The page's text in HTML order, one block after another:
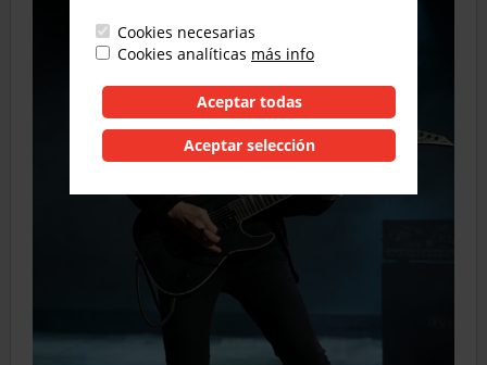
Cookies necesarias
Cookies analíticas más info
Aceptar todas
Aceptar selección